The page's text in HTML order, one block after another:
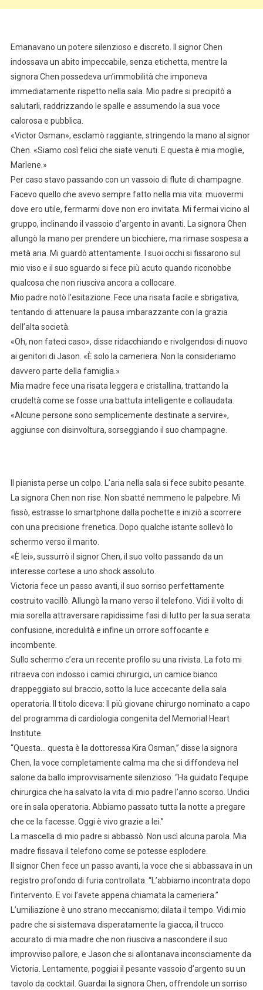
Emanavano un potere silenzioso e discreto. Il signor Chen
indossava un abito impeccabile, senza etichetta, mentre la
signora Chen possedeva un’immobilità che imponeva
immediatamente rispetto nella sala. Mio padre si precipitò a
salutarli, raddrizzando le spalle e assumendo la sua voce
calorosa e pubblica.
«Victor Osman», esclamò raggiante, stringendo la mano al signor
Chen. «Siamo così felici che siate venuti. E questa è mia moglie,
Marlene.»
Per caso stavo passando con un vassoio di flute di champagne.
Facevo quello che avevo sempre fatto nella mia vita: muovermi
dove ero utile, fermarmi dove non ero invitata. Mi fermai vicino al
gruppo, inclinando il vassoio d’argento in avanti. La signora Chen
allungò la mano per prendere un bicchiere, ma rimase sospesa a
metà aria. Mi guardò attentamente. I suoi occhi si fissarono sul
mio viso e il suo sguardo si fece più acuto quando riconobbe
qualcosa che non riusciva ancora a collocare.
Mio padre notò l’esitazione. Fece una risata facile e sbrigativa,
tentando di attenuare la pausa imbarazzante con la grazia
dell’alta società.
«Oh, non fateci caso», disse ridacchiando e rivolgendosi di nuovo
ai genitori di Jason. «È solo la cameriera. Non la consideriamo
davvero parte della famiglia.»
Mia madre fece una risata leggera e cristallina, trattando la
crudeltà come se fosse una battuta intelligente e collaudata.
«Alcune persone sono semplicemente destinate a servire»,
aggiunse con disinvoltura, sorseggiando il suo champagne.
Il pianista perse un colpo. L’aria nella sala si fece subito pesante.
La signora Chen non rise. Non sbatté nemmeno le palpebre. Mi
fissò, estrasse lo smartphone dalla pochette e iniziò a scorrere
con una precisione frenetica. Dopo qualche istante sollevò lo
schermo verso il marito.
«È lei», sussurrò il signor Chen, il suo volto passando da un
interesse cortese a uno shock assoluto.
Victoria fece un passo avanti, il suo sorriso perfettamente
costruito vacillò. Allungò la mano verso il telefono. Vidi il volto di
mia sorella attraversare rapidissime fasi di lutto per la sua serata:
confusione, incredulità e infine un orrore soffocante e
incombente.
Sullo schermo c’era un recente profilo su una rivista. La foto mi
ritraeva con indosso i camici chirurgici, un camice bianco
drappeggiato sul braccio, sotto la luce accecante della sala
operatoria. Il titolo diceva: Il più giovane chirurgo nominato a capo
del programma di cardiologia congenita del Memorial Heart
Institute.
“Questa… questa è la dottoressa Kira Osman,” disse la signora
Chen, la voce completamente calma ma che si diffondeva nel
salone da ballo improvvisamente silenzioso. “Ha guidato l’equipe
chirurgica che ha salvato la vita di mio padre l’anno scorso. Undici
ore in sala operatoria. Abbiamo passato tutta la notte a pregare
che ce la facesse. Oggi è vivo grazie a lei.”
La mascella di mio padre si abbassò. Non uscì alcuna parola. Mia
madre fissava il telefono come se potesse esplodere.
Il signor Chen fece un passo avanti, la voce che si abbassava in un
registro profondo di furia controllata. “L’abbiamo incontrata dopo
l’intervento. E voi l’avete appena chiamata la cameriera.”
L’umiliazione è uno strano meccanismo; dilata il tempo. Vidi mio
padre che si sistemava disperatamente la giacca, il trucco
accurato di mia madre che non riusciva a nascondere il suo
improvviso pallore, e Jason che si allontanava inconsciamente da
Victoria. Lentamente, poggiai il pesante vassoio d’argento su un
tavolo da cocktail. Guardai la signora Chen, offrendole un sorriso